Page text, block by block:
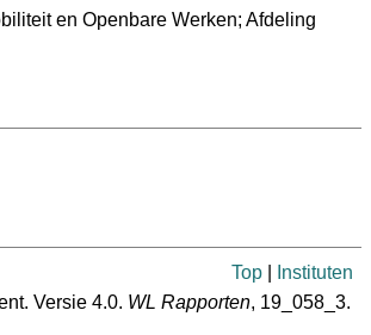
en Openbare Werken; Afdeling
Top
Instituten
Versie 4.0. WL Rapporten, 19_058_3.